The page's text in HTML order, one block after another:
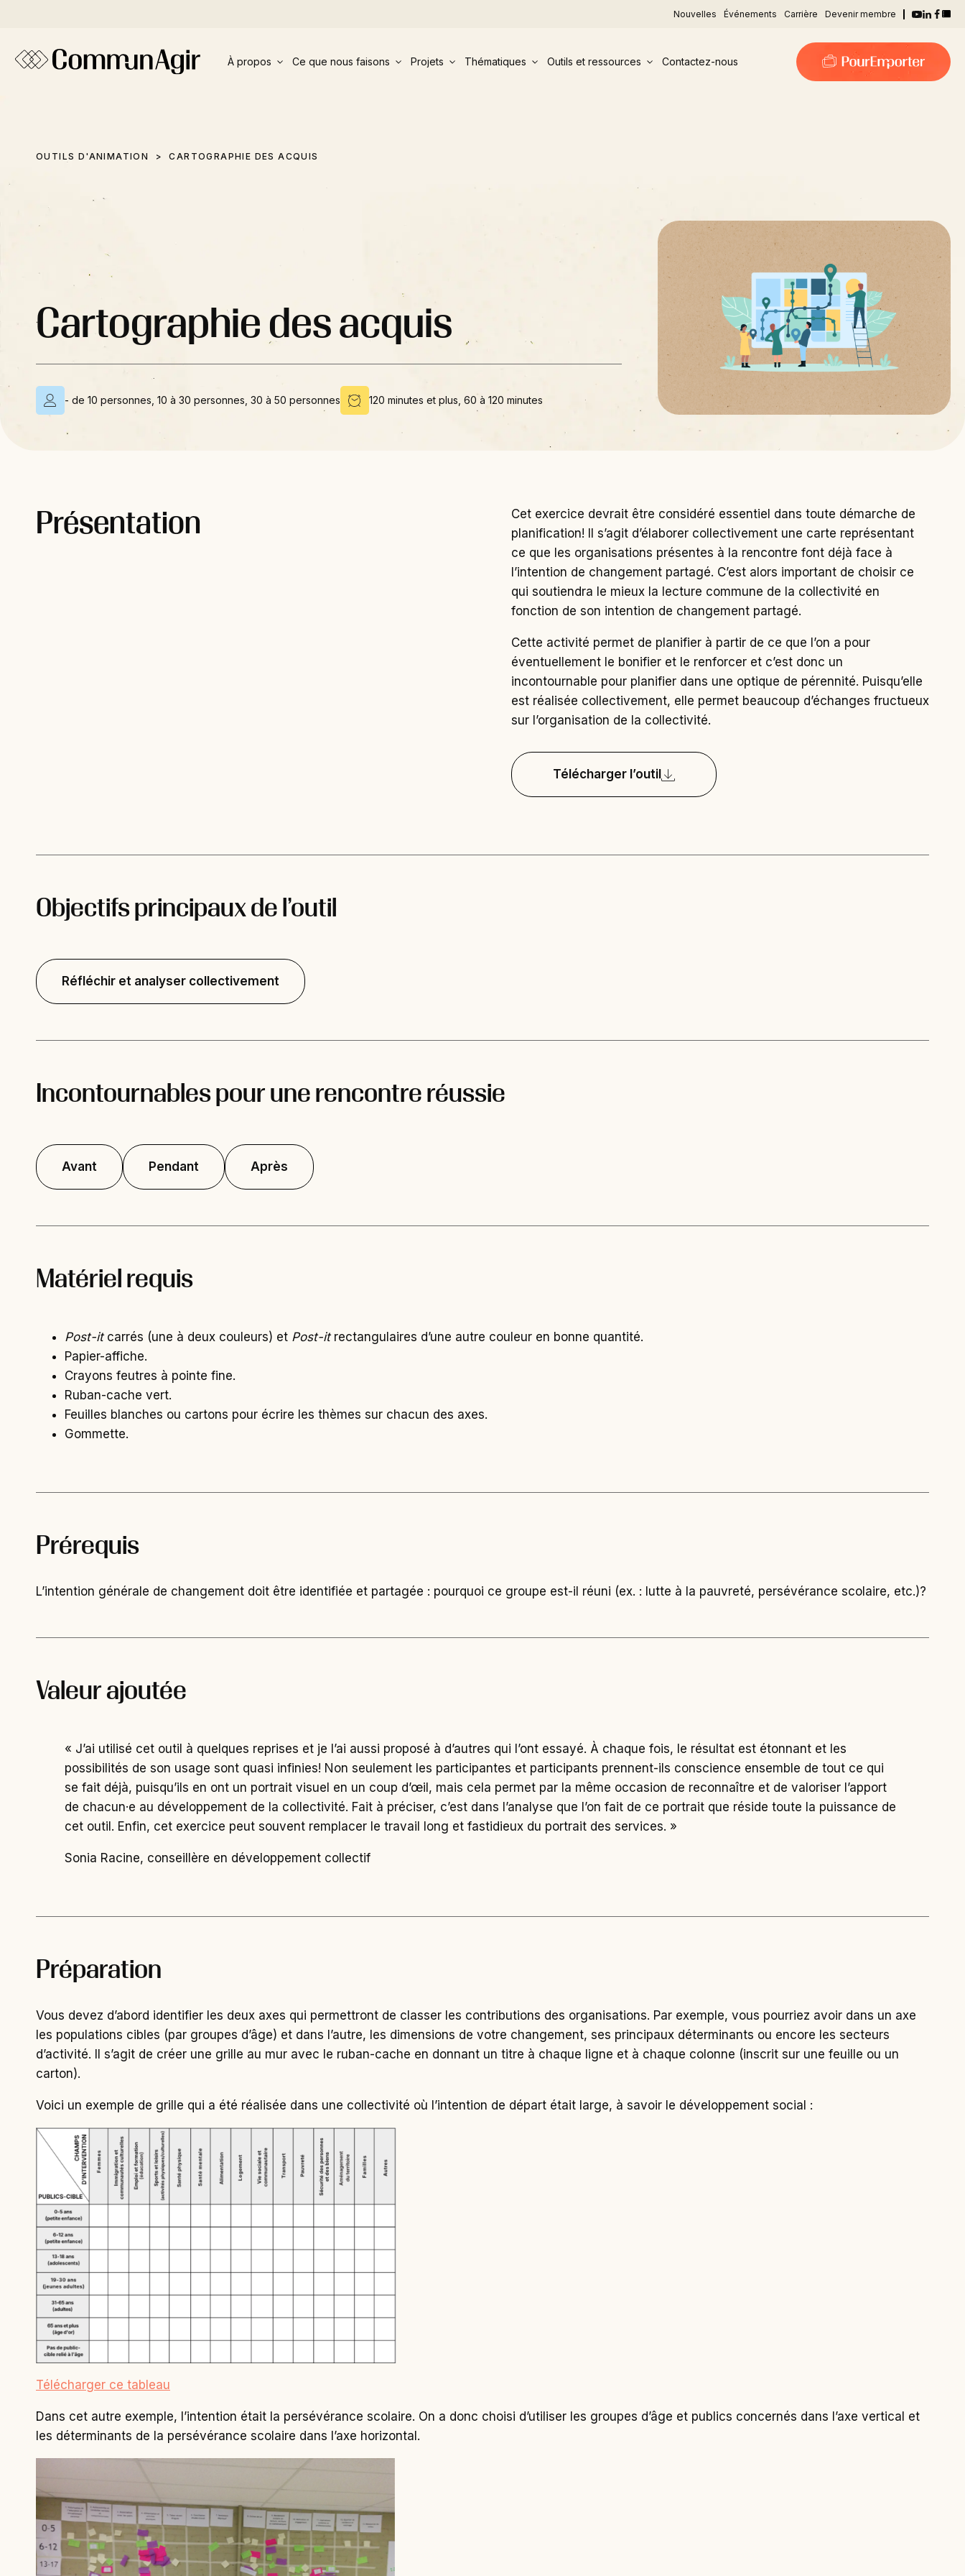
Nouvelles Événements Carrière Devenir membre
À propos Ce que nous faisons Projets Thématiques Outils et ressources Contactez-nous
OUTILS D'ANIMATION CARTOGRAPHIE DES ACQUIS
Cartographie des acquis
- de 10 personnes, 10 à 30 personnes, 30 à 50 personnes 120 minutes et plus, 60 à 120 minutes
Présentation
Cet exercice devrait être considéré essentiel dans toute démarche de
planification! Il s’agit d’élaborer collectivement une carte représentant
ce que les organisations présentes à la rencontre font déjà face à
l’intention de changement partagé. C’est alors important de choisir ce
qui soutiendra le mieux la lecture commune de la collectivité en
fonction de son intention de changement partagé.
Cette activité permet de planifier à partir de ce que l’on a pour
éventuellement le bonifier et le renforcer et c’est donc un
incontournable pour planifier dans une optique de pérennité. Puisqu’elle
est réalisée collectivement, elle permet beaucoup d’échanges fructueux
sur l’organisation de la collectivité.
Télécharger l’outil
Objectifs principaux de l’outil
Réfléchir et analyser collectivement
Incontournables pour une rencontre réussie
Avant Pendant Après
Matériel requis
Post-itcarrés (une à deux couleurs) et Post-itrectangulaires d’une autre couleur en bonne quantité.
Papier-affiche.
Crayons feutres à pointe fine.
Ruban-cache vert.
Feuilles blanches ou cartons pour écrire les thèmes sur chacun des axes.
Gommette.
Prérequis
L’intention générale de changement doit être identifiée et partagée : pourquoi ce groupe est-il réuni (ex. : lutte à la pauvreté, persévérance scolaire, etc.)?
Valeur ajoutée
« J’ai utilisé cet outil à quelques reprises et je l’ai aussi proposé à d’autres qui l’ont essayé. À chaque fois, le résultat est étonnant et les
possibilités de son usage sont quasi infinies! Non seulement les participantes et participants prennent-ils conscience ensemble de tout ce qui
se fait déjà, puisqu’ils en ont un portrait visuel en un coup d’œil, mais cela permet par la même occasion de reconnaître et de valoriser l’apport
de chacun·e au développement de la collectivité. Fait à préciser, c’est dans l’analyse que l’on fait de ce portrait que réside toute la puissance de
cet outil. Enfin, cet exercice peut souvent remplacer le travail long et fastidieux du portrait des services. »
Sonia Racine, conseillère en développement collectif
Préparation
Vous devez d’abord identifier les deux axes qui permettront de classer les contributions des organisations. Par exemple, vous pourriez avoir dans un axe
les populations cibles (par groupes d’âge) et dans l’autre, les dimensions de votre changement, ses principaux déterminants ou encore les secteurs
d’activité. Il s’agit de créer une grille au mur avec le ruban-cache en donnant un titre à chaque ligne et à chaque colonne (inscrit sur une feuille ou un
carton).
Voici un exemple de grille qui a été réalisée dans une collectivité où l’intention de départ était large, à savoir le développement social :
Télécharger ce tableau
Dans cet autre exemple, l’intention était la persévérance scolaire. On a donc choisi d’utiliser les groupes d’âge et publics concernés dans l’axe vertical et
les déterminants de la persévérance scolaire dans l’axe horizontal.